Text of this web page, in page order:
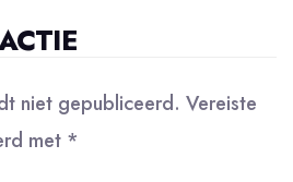
niet gepubliceerd. Vereiste
met *